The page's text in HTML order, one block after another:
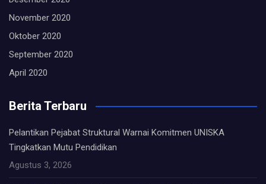
November 2020
Oktober 2020
September 2020
April 2020
Berita Terbaru
Pelantikan Pejabat Struktural Warnai Komitmen UNISKA
Tingkatkan Mutu Pendidikan
Agustus 3, 2026